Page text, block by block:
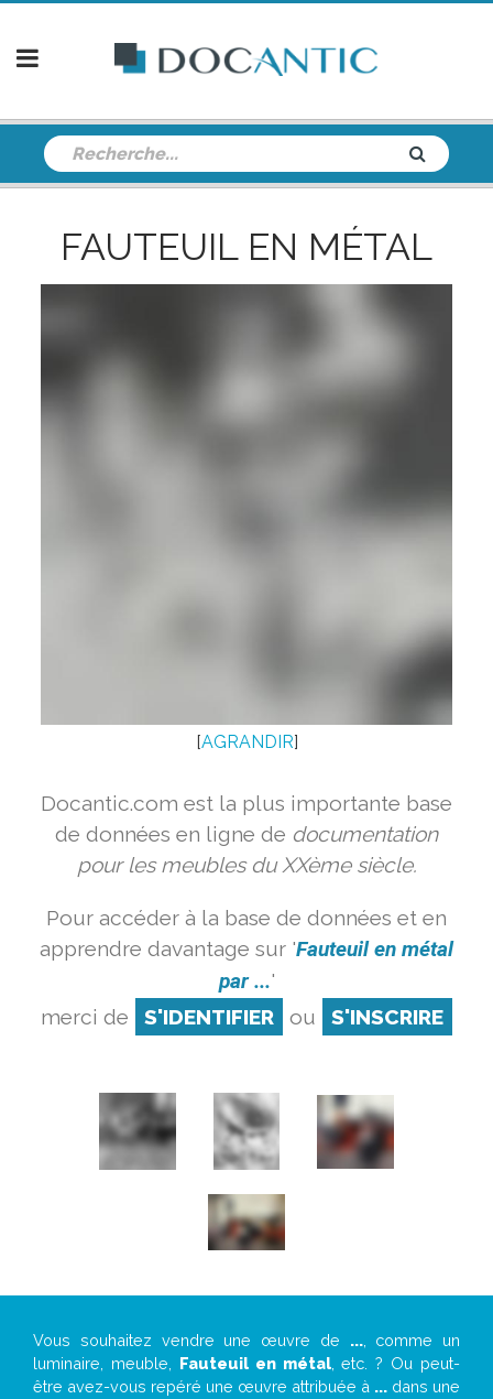
FAUTEUIL EN MÉTAL
[AGRANDIR]
Docantic.com est la plus importante base
de données en ligne de documentation
pour les meubles du XXème siècle.
Pour accéder à la base de données et en
apprendre davantage sur 'Fauteuil en métal
par ...'
merci de
S'IDENTIFIER ou S'INSCRIRE
Vous souhaitez vendre une œuvre de ..., comme un
luminaire, meuble, Fauteuil en métal, etc. ? Ou peut-
être avez-vous repéré une œuvre attribuée à ... dans une